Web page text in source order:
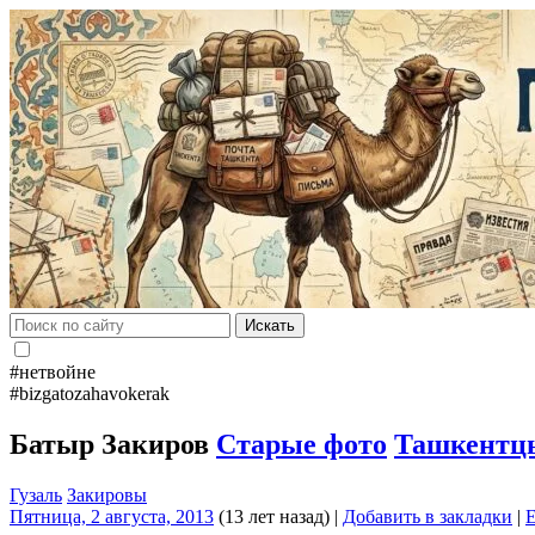
Искать
#нетвойне
#bizgatozahavokerak
Батыр Закиров Старые фото
Гузаль Закировы
Пятница, 2 августа, 2013 (13 лет назад) | Добавить в закладки |